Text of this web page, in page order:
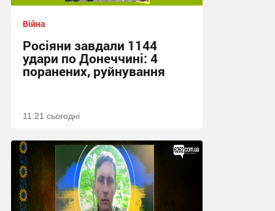
Війна
Росіяни завдали 1144
удари по Донеччині: 4
поранених, руйнування
11:21 сьогодні